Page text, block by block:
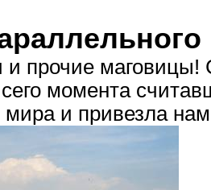
и прочие маговицы!
момента
мира и привезла